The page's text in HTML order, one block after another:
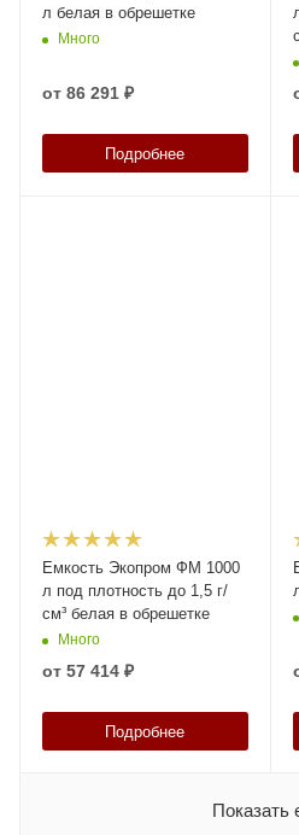
л белая в обрешетке
Много
от 86 291 ₽
Подробнее
Емкость Экопром ФМ 1000
л под плотность до 1,5 г/
см³ белая в обрешетке
Много
от 57 414 ₽
Подробнее
Показать